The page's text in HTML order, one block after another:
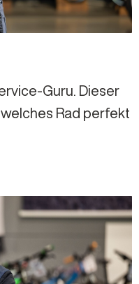
Guru. Dieser
Rad perfekt